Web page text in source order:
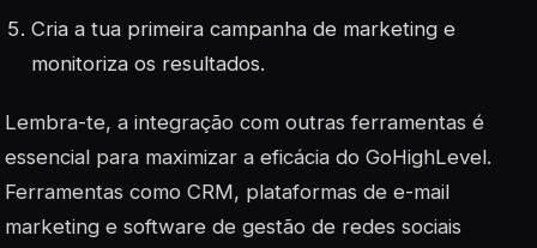
Cria a tua primeira campanha de marketing e
monitoriza os resultados.
Lembra-te, a integração com outras ferramentas é
essencial para maximizar a eficácia do GoHighLevel.
Ferramentas como CRM, plataformas de e-mail
marketing e software de gestão de redes sociais